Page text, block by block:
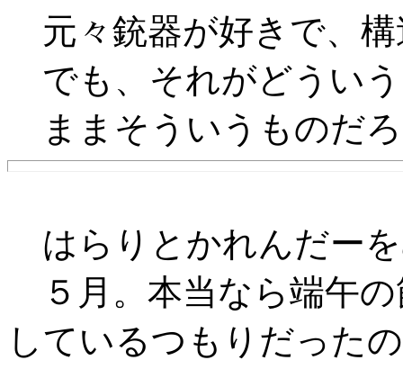
元々銃器が好きで、
でも、それがどうい
ままそういうものだ
はらりとかれんだー
５月。本当なら端午
しているつもりだった